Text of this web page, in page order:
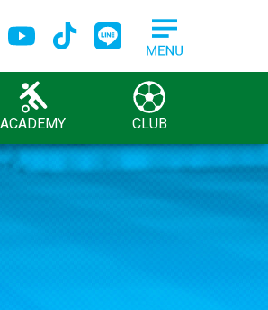
ACADEMY CLUB